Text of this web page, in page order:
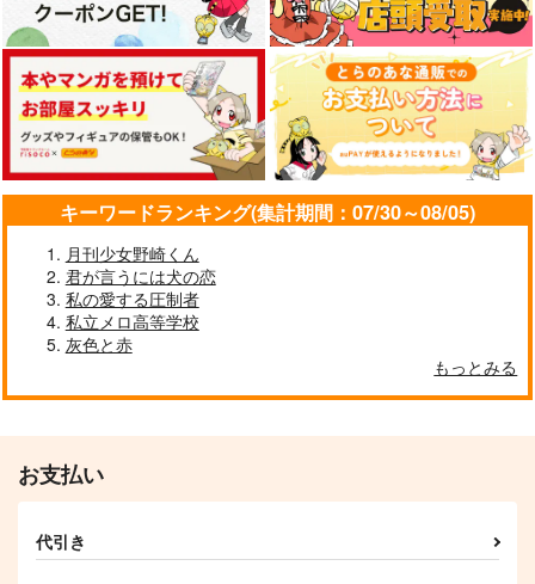
キーワードランキング(集計期間：07/30～08/05)
月刊少女野崎くん
君が言うには犬の恋
私の愛する圧制者
私立メロ高等学校
灰色と赤
もっとみる
お支払い
代引き